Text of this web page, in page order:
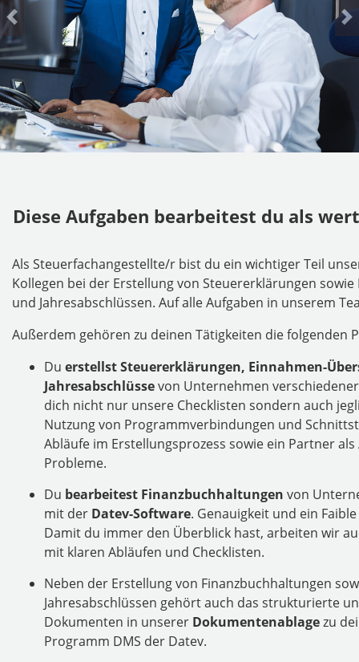
Previous
Diese Aufgaben bearbeitest du als
Als Steuerfachangestellte/r bist du ein wichtiger Teil
Kollegen bei der Erstellung von Steuererklärungen
und Jahresabschlüssen. Auf alle Aufgaben in unserem
Außerdem gehören zu deinen Tätigkeiten die folgenden
Du erstellst Steuererklärungen, Einnahmen-
Jahresabschlüssevon Unternehmen
dich nicht nur unsere Checklisten sondern auch
Nutzung von Programmverbindungen und
Abläufe im Erstellungsprozess sowie ein Partner
Probleme.
Du bearbeitest Finanzbuchhaltungen von
mit der Datev-Software. Genauigkeit und ein
Damit du immer den Überblick hast, arbeiten wir
mit klaren Abläufen und Checklisten.
Neben der Erstellung von Finanzbuchhaltungen
Jahresabschlüssen gehört auch das strukturierte
Dokumenten in unserer Dokumentenablagezu
Programm DMS der Datev.